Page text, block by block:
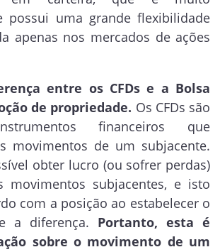
possui uma grande flexibilidade
apenas nos mercados de ações
entre os CFDs e a Bolsa
de propriedade. Os CFDs são
financeiros que
movimentos de um subjacente.
obter lucro (ou sofrer perdas)
movimentos subjacentes, e isto
com a posição ao estabelecer o
a diferença. Portanto, esta é
sobre o movimento de um